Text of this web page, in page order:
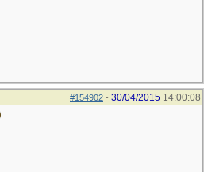
#154902 - 30/04/2015 14:00:08